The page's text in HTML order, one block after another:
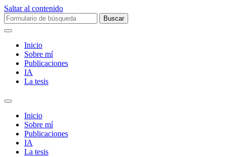
Saltar al contenido
Buscar:
Inicio
Sobre mí­
Publicaciones
IA
La tesis
Alternar
campo
búsqueda
Inicio
Sobre mí­
Publicaciones
IA
La tesis